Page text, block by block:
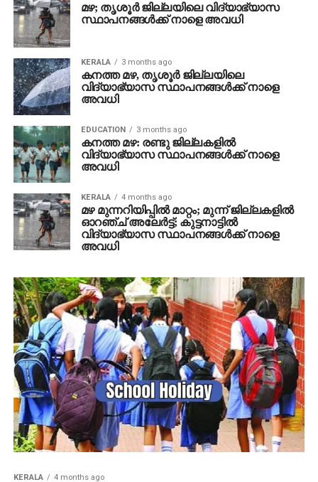
മഴ; തൃശൂര്‍ ജില്ലയിലെ വിദ്യാഭ്യാസ
സ്ഥാപനങ്ങള്‍ക്ക് നാളെ അവധി
KERALA 3 months ago
കനത്ത മഴ, തൃശൂര്‍ ജില്ലയിലെ
വിദ്യാഭ്യാസ സ്ഥാപനങ്ങള്‍ക്ക് നാളെ
അവധി
EDUCATION 3 months ago
കനത്ത മഴ: രണ്ടു ജില്ലകളിൽ
വിദ്യാഭ്യാസ സ്ഥാപനങ്ങൾക്ക് നാളെ
അവധി
KERALA 4 months ago
മഴ മുന്നറിയിപ്പില്‍ മാറ്റം; മുന്ന് ജില്ലകളില്‍
ഓറഞ്ച് അലേര്‍ട്ട്; കുട്ടനാട്ടില്‍
വിദ്യാഭ്യാസ സ്ഥാപനങ്ങള്‍ക്ക് നാളെ
അവധി
KERALA 4 months ago